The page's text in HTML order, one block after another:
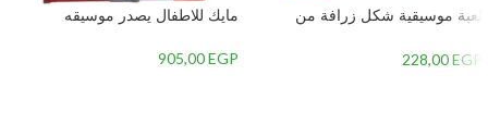
لعبة موسيقية شكل زرافة من
228,00EGP
مايك للاطفال يصدر موسيقه
905,00EGP